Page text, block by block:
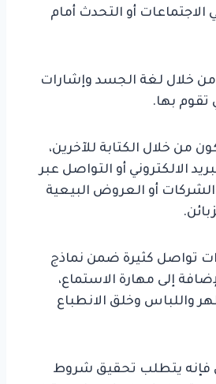
أو التحدث أمام
خلال لغة الجسد وإشارات
تقوم بها.
من خلال الكتابة للآخرين،
الالكتروني أو التواصل عبر
أو العروض البيعية
تواصل كثيرة ضمن نماذج
إلى مهارة الاستماع،
واللباس وخلق الانطباع
فإنه يتطلب تحقيق شروط